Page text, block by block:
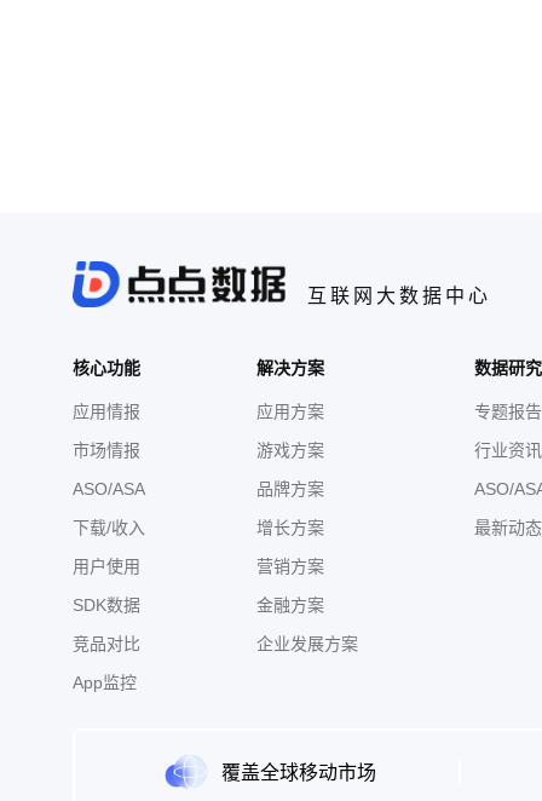
互联网大数据中心
核心功能
应用情报
市场情报
ASO/ASA
下载/收入
用户使用
SDK数据
竞品对比
App监控
解决方案
应用方案
游戏方案
品牌方案
增长方案
营销方案
金融方案
企业发展方案
数据研
专题报告
行业资讯
ASO/
最新动态
覆盖全球移动市场